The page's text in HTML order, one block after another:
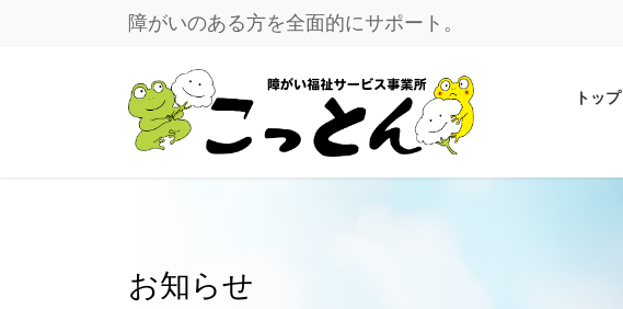
障がいのある方を全面的にサポート。
トップ
お知らせ